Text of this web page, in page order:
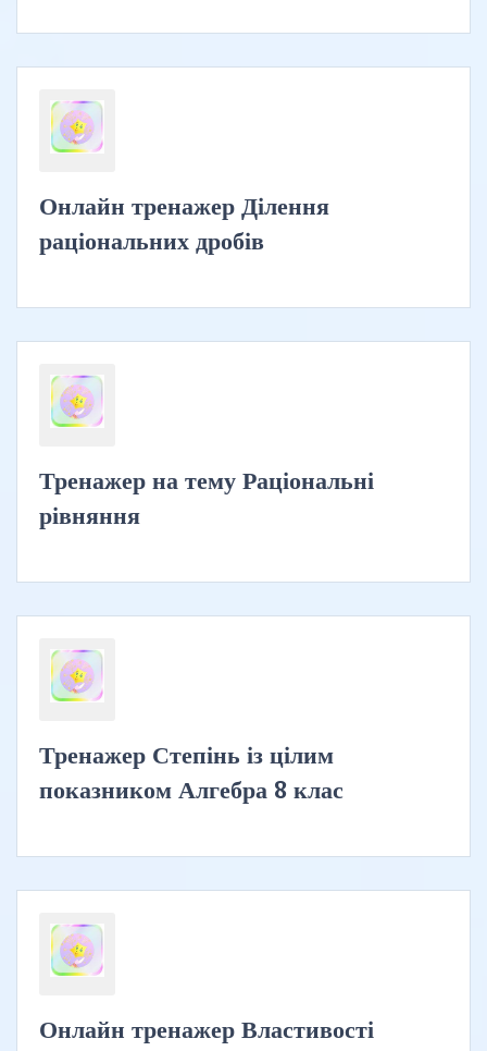
Онлайн тренажер Ділення
раціональних дробів
Тренажер на тему Раціональні
рівняння
Тренажер Степінь із цілим
показником Алгебра 8 клас
Онлайн тренажер Властивості